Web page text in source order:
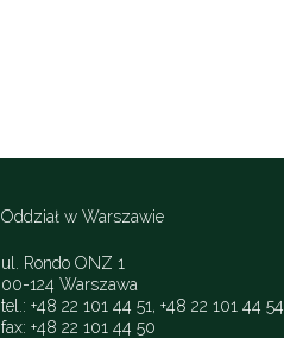
Oddział w Warszawie
ul. Rondo ONZ 1
00-124 Warszawa
tel.: +48 22 101 44 51, +48 22 101 44 54
fax: +48 22 101 44 50